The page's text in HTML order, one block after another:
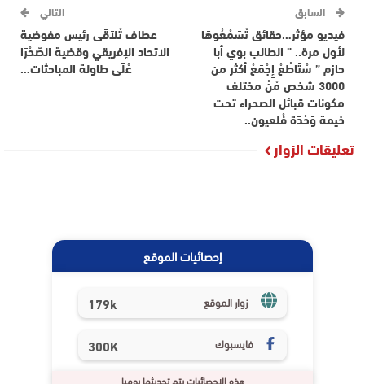
السابق
فيديو مؤثر…حقائق تْسَمْعُوهَا
لأول مرة.. ” الطالب بوي أبا
حازم ” سْتَاطْعْ إِجْمَعْ أكثر من
3000 شخص مْنْ مختلف
مكونات قبائل الصحراء تحت
خيمة وَحْدَة فْلعيون..
التالي
عطاف تْلاَقَى رئيس مفوضية
الاتحاد الإفريقي وقضية الصَّحْرَا
عْلَى طاولة المباحثات…
تعليقات الزوار
إحصائيات الموقع
زوار الموقع 179k
فايسبوك 300K
هذه الإحصائيات يتم تحديثها يوميا